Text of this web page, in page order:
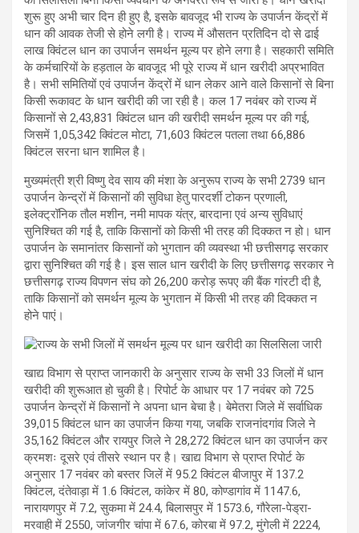
शुरू हुए अभी चार दिन ही हुए है, इसके बावजूद भी राज्य के उपार्जन केंद्रों में
धान की आवक तेजी से होने लगी है। राज्य में औसतन प्रतिदिन दो से ढाई
लाख क्विंटल धान का उपार्जन समर्थन मूल्य पर होने लगा है। सहकारी समिति
के कर्मचारियों के हड़ताल के बावजूद भी पूरे राज्य में धान खरीदी अप्रभावित
है। सभी समितियों एवं उपार्जन केंद्रों में धान लेकर आने वाले किसानों से बिना
किसी रूकावट के धान खरीदी की जा रही है। कल 17 नवंबर को राज्य में
किसानों से 2,43,831 क्विंटल धान की खरीदी समर्थन मूल्य पर की गई,
जिसमें 1,05,342 क्विंटल मोटा, 71,603 क्विंटल पतला तथा 66,886
क्विंटल सरना धान शामिल है।
मुख्यमंत्री श्री विष्णु देव साय की मंशा के अनुरूप राज्य के सभी 2739 धान
उपार्जन केन्द्रों में किसानों की सुविधा हेतु पारदर्शी टोकन प्रणाली,
इलेक्ट्रॉनिक तौल मशीन, नमी मापक यंत्र, बारदाना एवं अन्य सुविधाएं
सुनिश्चित की गई है, ताकि किसानों को किसी भी तरह की दिक्कत न हो। धान
उपार्जन के समानांतर किसानों को भुगतान की व्यवस्था भी छत्तीसगढ़ सरकार
द्वारा सुनिश्चित की गई है। इस साल धान खरीदी के लिए छत्तीसगढ़ सरकार ने
छत्तीसगढ़ राज्य विपणन संघ को 26,200 करोड़ रूपए की बैंक गांरटी दी है,
ताकि किसानों को समर्थन मूल्य के भुगतान में किसी भी तरह की दिक्कत न
होने पाएं।
खाद्य विभाग से प्राप्त जानकारी के अनुसार राज्य के सभी 33 जिलों में धान
खरीदी की शुरूआत हो चुकी है। रिपोर्ट के आधार पर 17 नवंबर को 725
उपार्जन केन्द्रों में किसानों ने अपना धान बेचा है। बेमेतरा जिले में सर्वाधिक
39,015 क्विंटल धान का उपार्जन किया गया, जबकि राजनांदगांव जिले ने
35,162 क्विंटल और रायपुर जिले ने 28,272 क्विंटल धान का उपार्जन कर
क्रमशः दूसरे एवं तीसरे स्थान पर है। खाद्य विभाग से प्राप्त रिपोर्ट के
अनुसार 17 नवंबर को बस्तर जिलें में 95.2 क्विंटल बीजापुर में 137.2
क्विंटल, दंतेवाड़ा में 1.6 क्विंटल, कांकेर में 80, कोण्डागांव में 1147.6,
नारायणपुर में 7.2, सुकमा में 24.4, बिलासपुर में 1573.6, गौरेला-पेड्रा-
मरवाही में 2550, जांजगीर चांपा में 67.6, कोरबा में 97.2, मुंगेली में 2224,